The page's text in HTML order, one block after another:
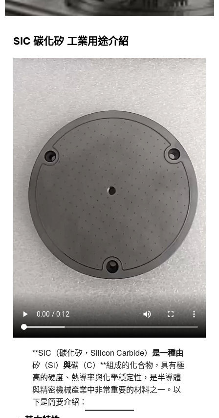
SIC 碳化矽 工業用途介紹
**SiC（碳化矽，Silicon Carbide） 是一種由
矽（Si）與碳（C）**組成的化合物，具有極
高的硬度、熱導率與化學穩定性，是半導體
與精密機械產業中非常重要的材料之一。以
下是簡要介紹：